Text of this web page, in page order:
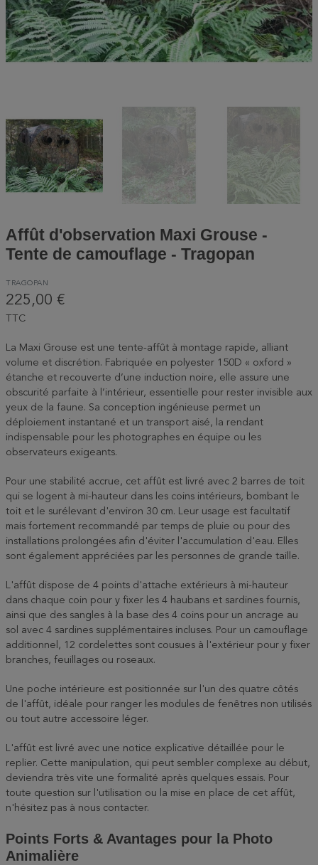
Affût d'observation Maxi Grouse -
Tente de camouflage - Tragopan
TRAGOPAN
225,00 €
TTC
La Maxi Grouse est une tente-affût à montage rapide, alliant
volume et discrétion. Fabriquée en polyester 150D « oxford »
étanche et recouverte d’une induction noire, elle assure une
obscurité parfaite à l’intérieur, essentielle pour rester invisible aux
yeux de la faune. Sa conception ingénieuse permet un
déploiement instantané et un transport aisé, la rendant
indispensable pour les photographes en équipe ou les
observateurs exigeants.
Pour une stabilité accrue, cet affût est livré avec 2 barres de toit
qui se logent à mi-hauteur dans les coins intérieurs, bombant le
toit et le surélevant d'environ 30 cm. Leur usage est facultatif
mais fortement recommandé par temps de pluie ou pour des
installations prolongées afin d'éviter l'accumulation d'eau. Elles
sont également appréciées par les personnes de grande taille.
L'affût dispose de 4 points d'attache extérieurs à mi-hauteur
dans chaque coin pour y fixer les 4 haubans et sardines fournis,
ainsi que des sangles à la base des 4 coins pour un ancrage au
sol avec 4 sardines supplémentaires incluses. Pour un camouflage
additionnel, 12 cordelettes sont cousues à l'extérieur pour y fixer
branches, feuillages ou roseaux.
Une poche intérieure est positionnée sur l'un des quatre côtés
de l'affût, idéale pour ranger les modules de fenêtres non utilisés
ou tout autre accessoire léger.
L'affût est livré avec une notice explicative détaillée pour le
replier. Cette manipulation, qui peut sembler complexe au début,
deviendra très vite une formalité après quelques essais. Pour
toute question sur l'utilisation ou la mise en place de cet affût,
n'hésitez pas à nous contacter.
Points Forts & Avantages pour la Photo
Animalière